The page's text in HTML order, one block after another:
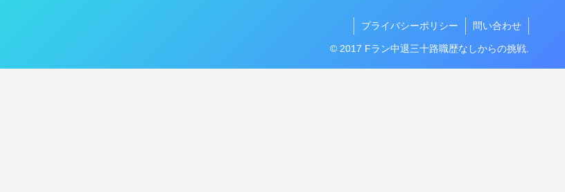
プライバシーポリシー 問い合わせ
© 2017 Fラン中退三十路職歴なしからの挑戦.